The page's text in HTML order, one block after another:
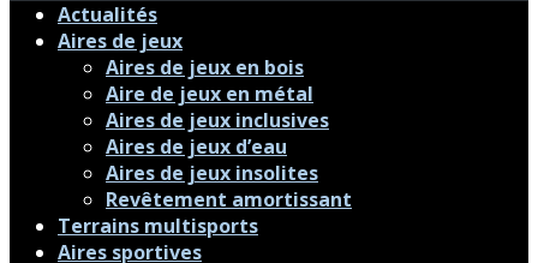
Actualités
Aires de jeux
Aires de jeux en bois
Aire de jeux en métal
Aires de jeux inclusives
Aires de jeux d’eau
Aires de jeux insolites
Revêtement amortissant
Terrains multisports
Aires sportives